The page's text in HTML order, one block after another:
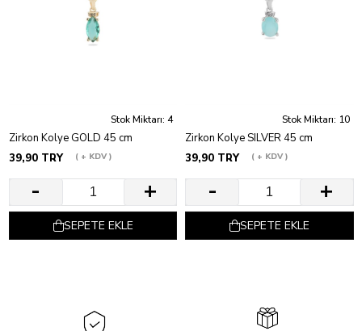
Stok Miktarı: 4
Zirkon Kolye GOLD 45 cm
39,90 TRY
+ KDV
SEPETE EKLE
Stok Miktarı: 10
Zirkon Kolye SILVER 45 cm
39,90 TRY
+ KDV
SEPETE EKLE